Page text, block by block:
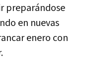
preparándose
en nuevas
enero con